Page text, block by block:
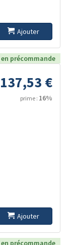
Ajouter
en précommande
137,53 €
prime : 16%
Ajouter
en précommande